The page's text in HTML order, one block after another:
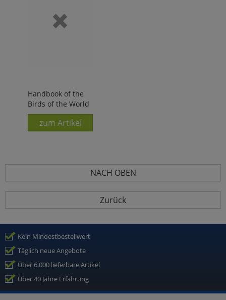
Handbook of the
Birds of the World
zum Artikel
NACH OBEN
Zurück
Kein Mindestbestellwert
Täglich neue Angebote
Über 6.000 lieferbare Artikel
Über 40 Jahre Erfahrung